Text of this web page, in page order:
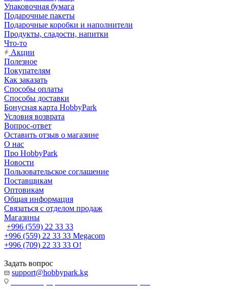
Упаковочная бумага
Подарочные пакеты
Подарочные коробки и наполнители
Продукты, сладости, напитки
Что-то
Акции
Полезное
Покупателям
Как заказать
Способы оплаты
Способы доставки
Бонусная карта HobbyPark
Условия возврата
Вопрос-ответ
Оставить отзыв о магазине
О нас
Про HobbyPark
Новости
Пользовательское соглашение
Поставщикам
Оптовикам
Общая информация
Связаться с отделом продаж
Магазины
+996 (559) 22 33 33
+996 (559) 22 33 33 Megacom
+996 (709) 22 33 33 O!
Задать вопрос
support@hobbypark.kg